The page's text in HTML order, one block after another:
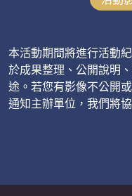
本活動期間將進行活動
於成果整理、公開說明
途。若您有影像不公開
通知主辦單位，我們將